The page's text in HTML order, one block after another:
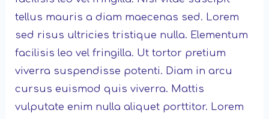
tellus mauris a diam maecenas sed. Lorem
sed risus ultricies tristique nulla. Elementum
facilisis leo vel fringilla. Ut tortor pretium
viverra suspendisse potenti. Diam in arcu
cursus euismod quis viverra. Mattis
vulputate enim nulla aliquet porttitor. Lorem